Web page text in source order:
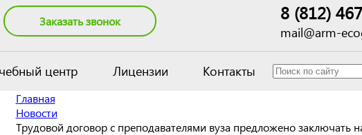
Заказать звонок 8 (812)
mail@arm-
центр Лицензии Контакты
Главная
Новости
Трудовой договор с преподавателями вуза предложено заключать